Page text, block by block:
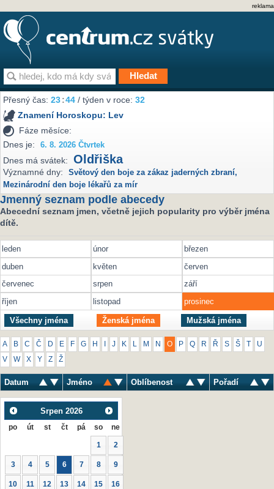
reklama
Přesný čas:23:44 / týden v roce:32
Znamení Horoskopu: Lev
Fáze měsíce:
Dnes je:
6. 8. 2026 Čtvrtek
Dnes má svátek: Oldřiška
Významné dny: Světový den boje za zákaz jaderných zbraní,
Mezinárodní den boje lékařů za mír
Jmenný seznam podle abecedy
Abecední seznam jmen, včetně jejich popularity pro výběr jména
dítě.
leden únor
březen
duben
květen
červen
červenec
srpen
září
říjen
listopad prosinec
Všechny jména Ženská jména Mužská jména
A B C Č D E F G H J K M N O P Q R Ř S Š U
V W X Y Z Ž
Datum Jméno Oblíbenost Pořadí
Srpen 2026
po út st čt pá so ne
1 2
3 4 5 6 7 8 9
10 11 12 13 14 15 16